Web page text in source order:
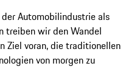
Automobilindustrie als
treiben wir den Wandel
Ziel voran, die traditionellen
von morgen zu